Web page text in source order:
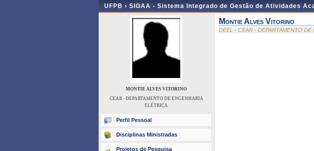
UFPB › SIGAA - Sistema Integrado de Gestão de Atividades
MONTIE ALVES VITORINO
CEAR - DEPARTAMENTO DE ENGENHARIA
ELÉTRICA
Perfil Pessoal
Disciplinas Ministradas
Projetos de Pesquisa
Montie Alves Vitorino
DEEL - CEAR - DEPARTAMENTO